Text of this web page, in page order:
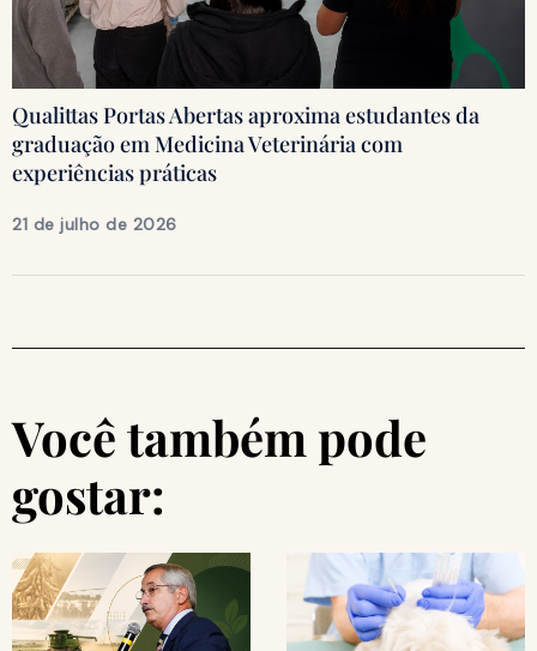
Qualittas Portas Abertas aproxima estudantes da
graduação em Medicina Veterinária com
experiências práticas
21 de julho de 2026
Você também pode
gostar: